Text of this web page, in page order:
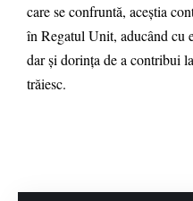
care se confruntă, aceștia
în Regatul Unit, aducând cu
dar și dorința de a contribui
trăiesc.